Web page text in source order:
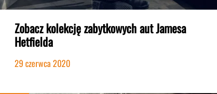
Zobacz kolekcję zabytkowych aut Jamesa
Hetfielda
29 czerwca 2020